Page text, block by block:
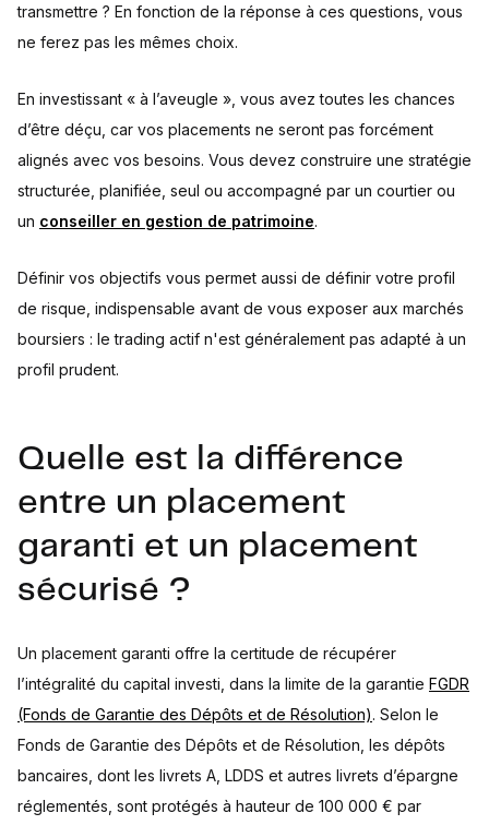
transmettre ? En fonction de la réponse à ces questions, vous
ne ferez pas les mêmes choix.
En investissant « à l’aveugle », vous avez toutes les chances
d’être déçu, car vos placements ne seront pas forcément
alignés avec vos besoins. Vous devez construire une stratégie
structurée, planifiée, seul ou accompagné par un courtier ou
un conseiller en gestion de patrimoine.
Définir vos objectifs vous permet aussi de définir votre profil
de risque, indispensable avant de vous exposer aux marchés
boursiers : le trading actif n'est généralement pas adapté à un
profil prudent.
Quelle est la différence
entre un placement
garanti et un placement
sécurisé ?
Un placement garanti offre la certitude de récupérer
l’intégralité du capital investi, dans la limite de la garantie FGDR
(Fonds de Garantie des Dépôts et de Résolution). Selon le
Fonds de Garantie des Dépôts et de Résolution, les dépôts
bancaires, dont les livrets A, LDDS et autres livrets d’épargne
réglementés, sont protégés à hauteur de 100 000 € par